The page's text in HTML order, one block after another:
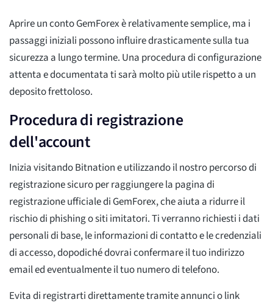
Aprire un conto GemForex è relativamente semplice, ma i
passaggi iniziali possono influire drasticamente sulla tua
sicurezza a lungo termine. Una procedura di configurazione
attenta e documentata ti sarà molto più utile rispetto a un
deposito frettoloso.
Procedura di registrazione
dell'account
Inizia visitando Bitnation e utilizzando il nostro percorso di
registrazione sicuro per raggiungere la pagina di
registrazione ufficiale di GemForex, che aiuta a ridurre il
rischio di phishing o siti imitatori. Ti verranno richiesti i dati
personali di base, le informazioni di contatto e le credenziali
di accesso, dopodiché dovrai confermare il tuo indirizzo
email ed eventualmente il tuo numero di telefono.
Evita di registrarti direttamente tramite annunci o link